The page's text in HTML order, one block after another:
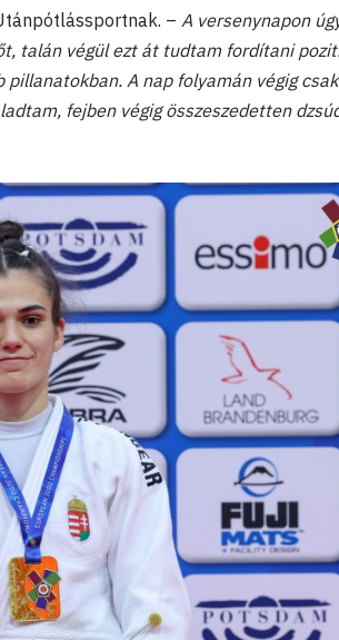
– A versenynapon
talán végül ezt át tudtam fordítani
A nap folyamán végig
fejben végig összeszedetten